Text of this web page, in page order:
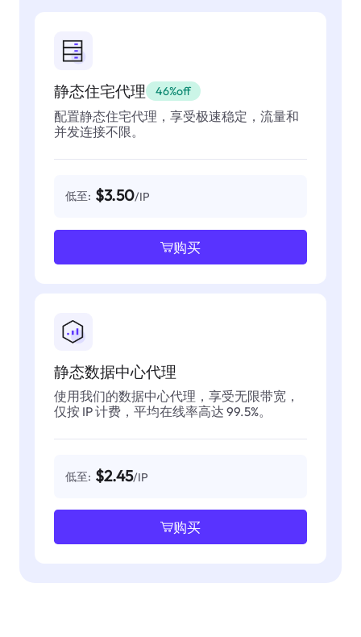
静态住宅代理 46%off
配置静态住宅代理，享受极速稳定，流量和
并发连接不限。
低至: $3.50/IP
购买
静态数据中心代理
使用我们的数据中心代理，享受无限带宽，
仅按 IP 计费，平均在线率高达 99.5%。
低至: $2.45/IP
购买